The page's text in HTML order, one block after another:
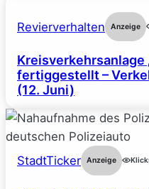
Revierverhalten Anzeige
Kreisverkehrsanlage
fertiggestellt –
(12. Juni)
StadtTicker Anzeige